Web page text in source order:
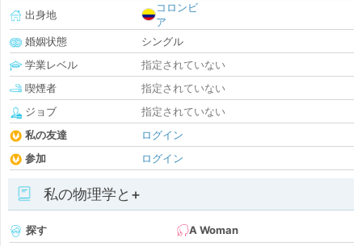
出身地
コロンビ
ア
婚姻状態
シングル
学業レベル
指定されていない
喫煙者
指定されていない
ジョブ
指定されていない
私の友達
ログイン
参加
ログイン
私の物理学と+
探す
A Woman